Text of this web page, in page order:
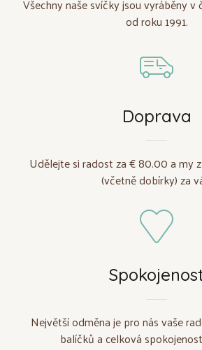
Všechny naše svíčky jsou vyráběny v
od roku 1991.
Doprava
Udělejte si radost za € 80.00 a my
(včetně dobírky) za
Největší odměna je pro nás vaše
balíčků a celková